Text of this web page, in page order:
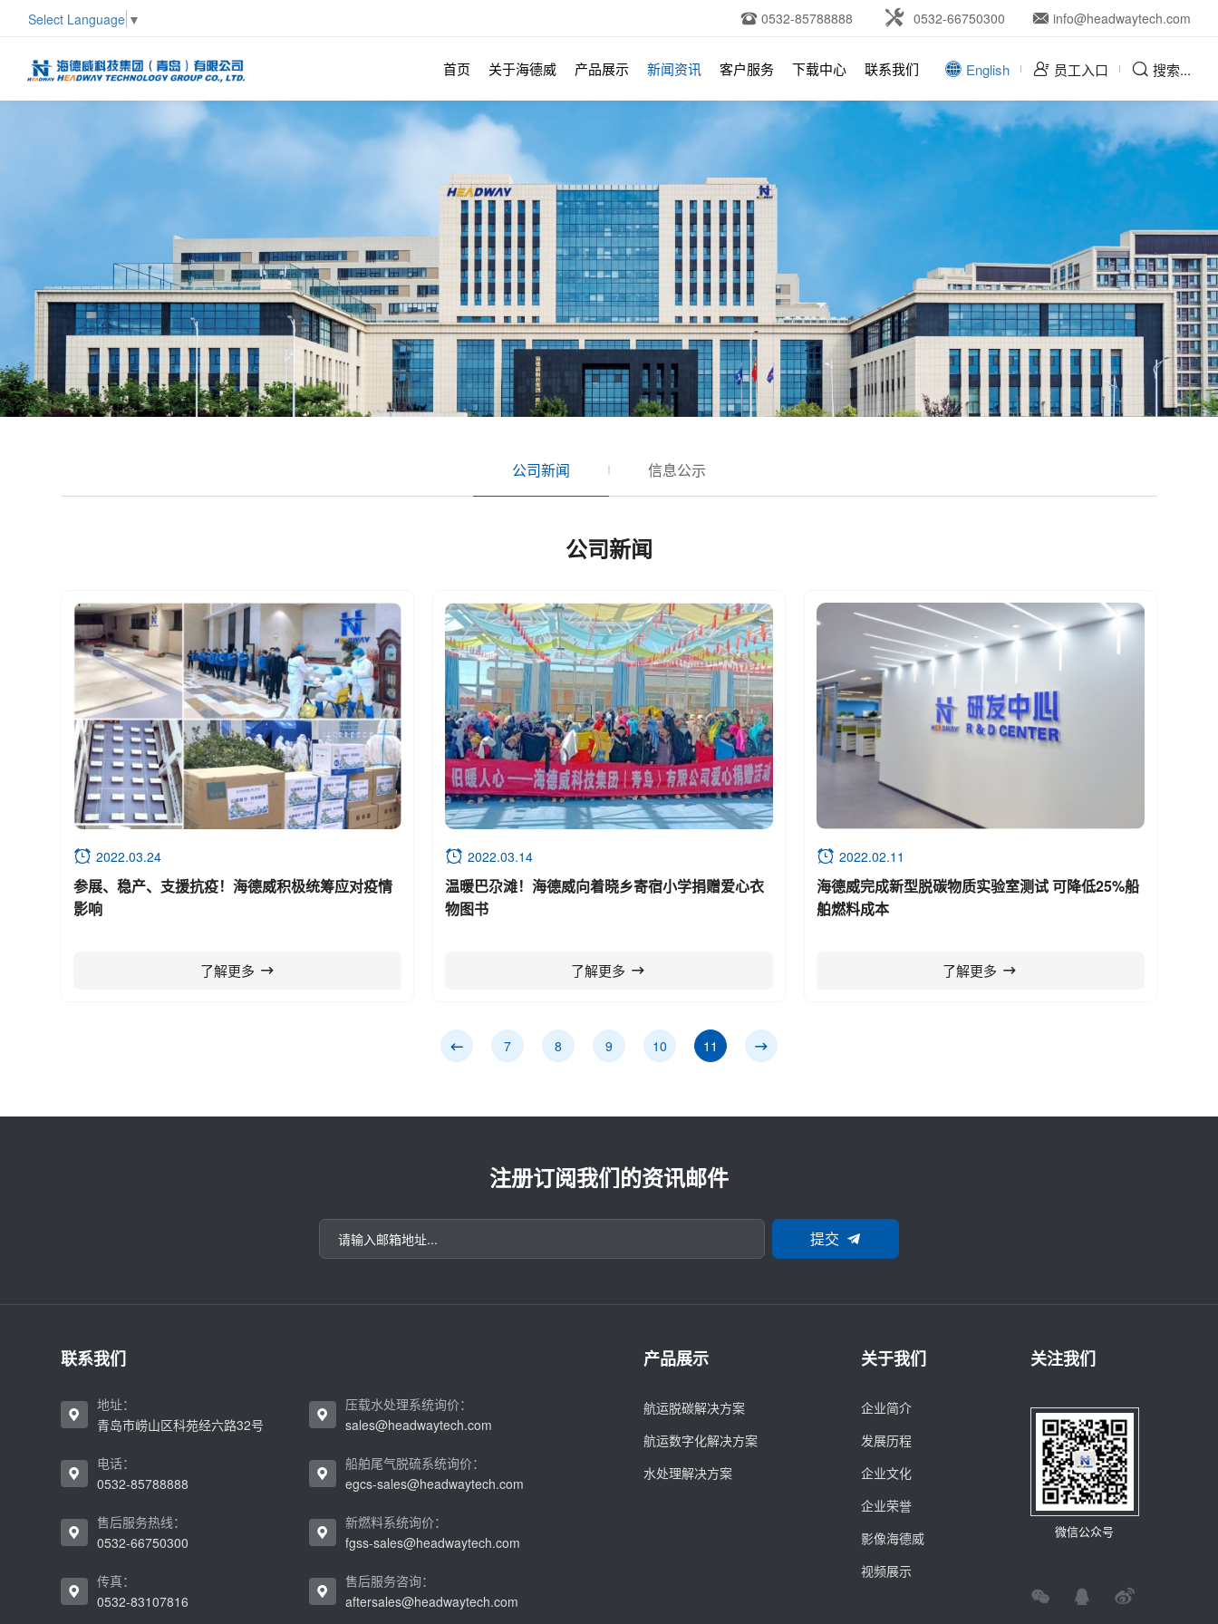
Select Language ▼ 0532-85788888 0532-66750300 info@headwaytech.com
首页 关于海德威 产品展示 新闻资讯 客户服务 下载中心 联系我们 English 员工入口 搜索...
公司新闻 信息公示
公司新闻
2022.03.24
参展、稳产、支援抗疫！海德威积极统筹应对疫情
影响
了解更多
2022.03.14
温暖巴尕滩！海德威向着晓乡寄宿小学捐赠爱心衣
物图书
了解更多
2022.02.11
海德威完成新型脱碳物质实验室测试 可降低25%船
舶燃料成本
了解更多
7 8 9 10 11
注册订阅我们的资讯邮件
提交
联系我们
地址：
青岛市崂山区科苑经六路32号
电话：
0532-85788888
售后服务热线：
0532-66750300
传真：
0532-83107816
压载水处理系统询价：
sales@headwaytech.com
船舶尾气脱硫系统询价：
egcs-sales@headwaytech.com
新燃料系统询价：
fgss-sales@headwaytech.com
售后服务咨询：
aftersales@headwaytech.com
产品展示
航运脱碳解决方案
航运数字化解决方案
水处理解决方案
关于我们
企业简介
发展历程
企业文化
企业荣誉
影像海德威
视频展示
关注我们
微信公众号